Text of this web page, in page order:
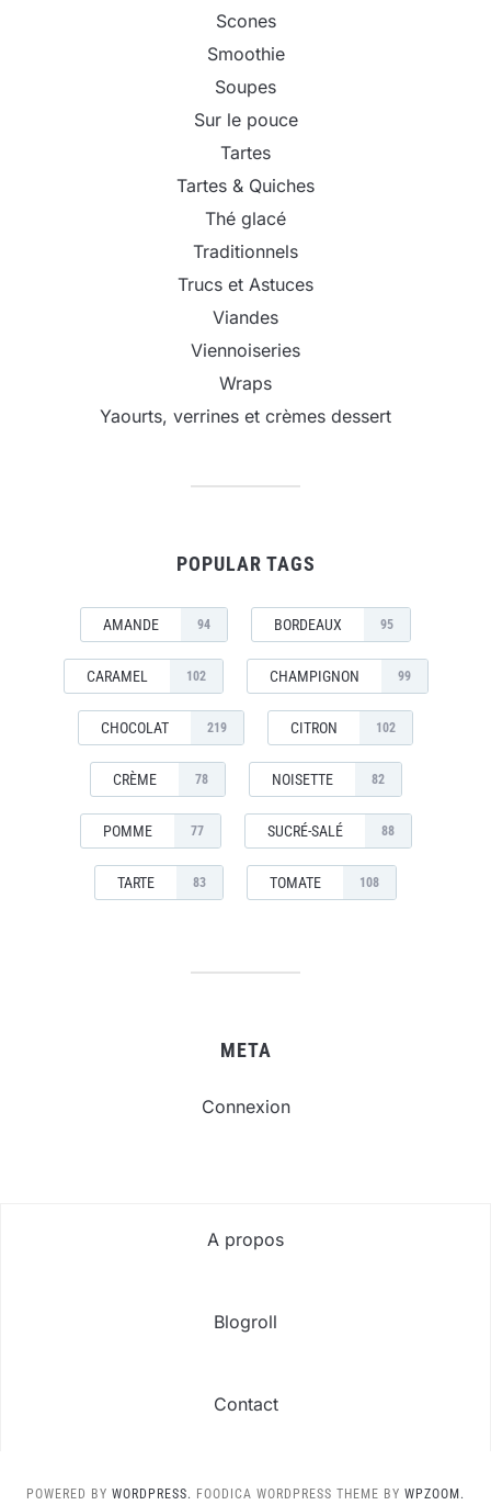
Scones
Smoothie
Soupes
Sur le pouce
Tartes
Tartes & Quiches
Thé glacé
Traditionnels
Trucs et Astuces
Viandes
Viennoiseries
Wraps
Yaourts, verrines et crèmes dessert
POPULAR TAGS
AMANDE 94 BORDEAUX 95
CARAMEL 102 CHAMPIGNON 99
CHOCOLAT 219 CITRON 102
CRÈME 78 NOISETTE 82
POMME 77 SUCRÉ-SALÉ 88
TARTE 83 TOMATE 108
META
Connexion
A propos
Blogroll
Contact
POWERED BY WORDPRESS. FOODICA WORDPRESS THEME BY WPZOOM.